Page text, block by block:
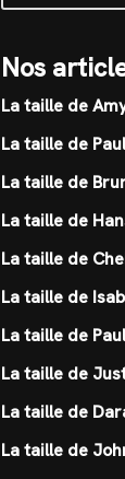
Nos
La taille de
La taille de
La taille de
La taille de
La taille de
La taille de
La taille de
La taille de
La taille de
La taille de